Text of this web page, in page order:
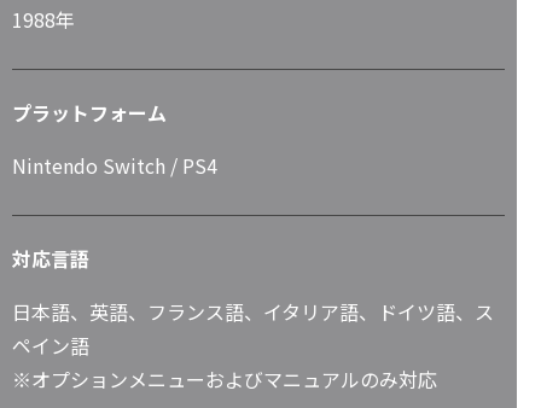
1988年
プラットフォーム
Nintendo Switch / PS4
対応言語
日本語、英語、フランス語、イタリア語、ドイツ語、ス
ペイン語
※オプションメニューおよびマニュアルのみ対応